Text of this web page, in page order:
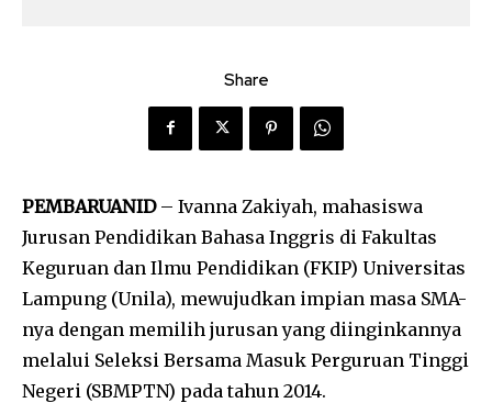
Share
PEMBARUANID– Ivanna Zakiyah, mahasiswa
Jurusan Pendidikan Bahasa Inggris di Fakultas
Keguruan dan Ilmu Pendidikan (FKIP) Universitas
Lampung (Unila), mewujudkan impian masa SMA-
nya dengan memilih jurusan yang diinginkannya
melalui Seleksi Bersama Masuk Perguruan Tinggi
Negeri (SBMPTN) pada tahun 2014.